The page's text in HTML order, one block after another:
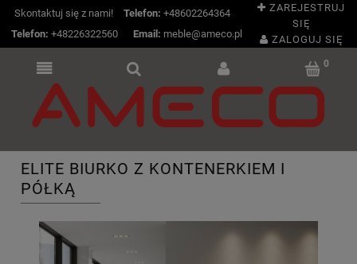
Skontaktuj się z nami! Telefon: +48602264364
Telefon: +48226322560| Email: meble@ameco.pl
ZAREJESTRUJ
SIĘ
ZALOGUJ SIĘ
ELITE BIURKO Z KONTENERKIEM I
PÓŁKĄ